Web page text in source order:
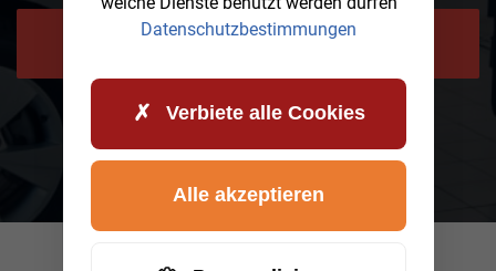
JETZT RÜCKRUF ANFORDERN
Datenschutzbestimmungen
Verbiete alle Cookies
Alle akzeptieren